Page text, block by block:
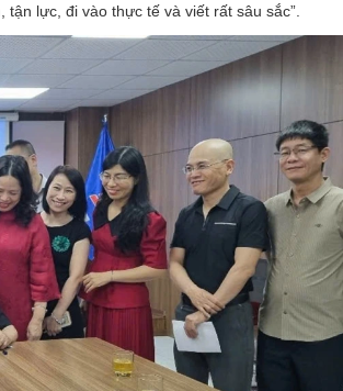
lực, đi vào thực tế và viết rất sâu sắc”.